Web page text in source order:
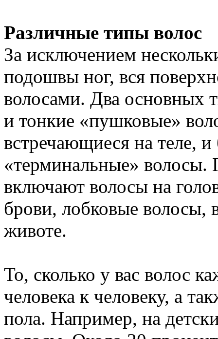
Различные типы волос
За исключением
подошвы ног, вся
волосами. Два основных
и тонкие «пушковые»
встречающиеся на теле,
«терминальные»
включают волосы на
брови, лобковые волосы,
животе.
То, сколько у вас волос
человека к человеку, а
пола. Например, на